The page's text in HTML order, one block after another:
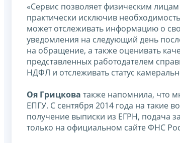
«Сервис позволяет физическим
практически исключив
может отслеживать информацию о
уведомления на следующий день
на обращение, а также оценивать
представленных работодателем
НДФЛ и отслеживать статус
Оя Грицкова также напомнила, что
ЕПГУ. С сентября 2014 года на такие
получение выписки из ЕГРН, подача
только на официальном сайте ФНС